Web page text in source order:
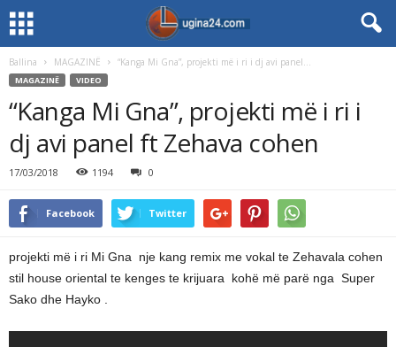
Ballina MAGAZINË “Kanga Mi Gna”, projekti më i ri i dj avi panel...
MAGAZINË VIDEO
“Kanga Mi Gna”, projekti më i ri i
dj avi panel ft Zehava cohen
17/03/2018 1194 0
Facebook Twitter
projekti më i ri Mi Gna nje kang remix me vokal te Zehavala cohen
stil house oriental te kenges te krijuara kohë më parë nga Super
Sako dhe Hayko .